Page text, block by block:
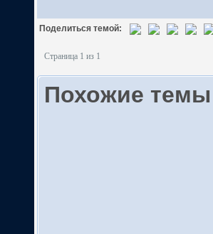
Поделиться темой:
Страница 1 из 1
Похожие темы